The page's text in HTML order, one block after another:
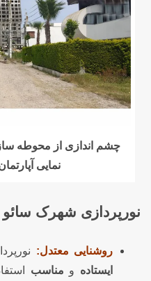
چشم اندازی از محوطه
نمایی
نورپردازی شهرک سائو
روشنایی معتدل:
ایستاده و مناسب